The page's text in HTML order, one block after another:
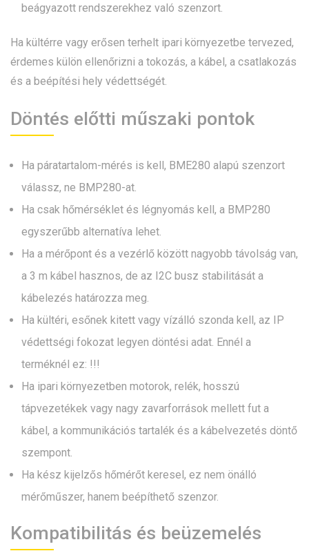
beágyazott rendszerekhez való szenzort.
Ha kültérre vagy erősen terhelt ipari környezetbe tervezed,
érdemes külön ellenőrizni a tokozás, a kábel, a csatlakozás
és a beépítési hely védettségét.
Döntés előtti műszaki pontok
Ha páratartalom-mérés is kell, BME280 alapú szenzort
válassz, ne BMP280-at.
Ha csak hőmérséklet és légnyomás kell, a BMP280
egyszerűbb alternatíva lehet.
Ha a mérőpont és a vezérlő között nagyobb távolság van,
a 3 m kábel hasznos, de az I2C busz stabilitását a
kábelezés határozza meg.
Ha kültéri, esőnek kitett vagy vízálló szonda kell, az IP
védettségi fokozat legyen döntési adat. Ennél a
terméknél ez: !!!
Ha ipari környezetben motorok, relék, hosszú
tápvezetékek vagy nagy zavarforrások mellett fut a
kábel, a kommunikációs tartalék és a kábelvezetés döntő
szempont.
Ha kész kijelzős hőmérőt keresel, ez nem önálló
mérőműszer, hanem beépíthető szenzor.
Kompatibilitás és beüzemelés